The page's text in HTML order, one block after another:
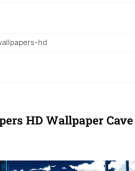
hd
HD Wallpaper Cave